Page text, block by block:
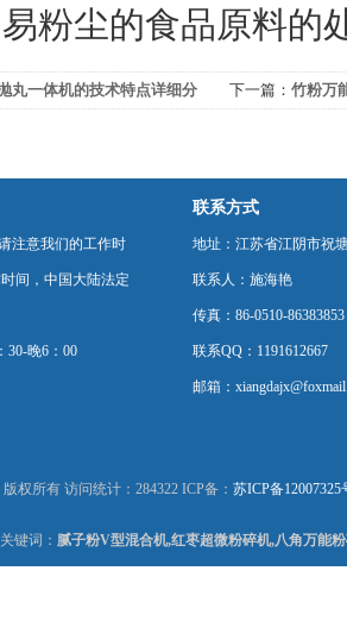
粉尘的食品原料的
丸一体机的技术特点详细分
下一篇： 竹粉万
注意我们的工作时
间，中国大陆法定
30-晚6：00
联系方式
地址：江苏省江阴市祝
联系人：施海艳
传真：86-0510-86383853
联系QQ：1191612667
邮箱：
权所有 访问统计：284322 ICP备： 苏ICP备12007325
键词： 腻子粉V型混合机,红枣超微粉碎机,八角万能